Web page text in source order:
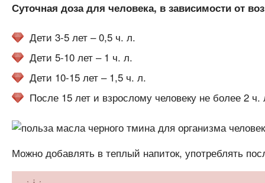
Суточная доза для человека, в зависимости от
Дети 3-5 лет – 0,5 ч. л.
Дети 5-10 лет – 1 ч. л.
Дети 10-15 лет – 1,5 ч. л.
После 15 лет и взрослому человеку не более 2 ч.
Можно добавлять в теплый напиток, употреблять